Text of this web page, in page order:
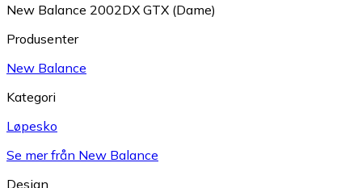
New Balance 2002DX GTX (Dame)
Produsenter
New Balance
Kategori
Løpesko
Se mer från New Balance
Design